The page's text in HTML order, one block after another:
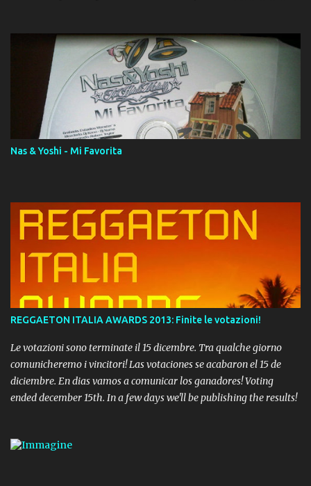
Digital Booklet – Invicto ----------------------------- Nota:
Album proposto al massimo della qualità in formato iTunes Plus
AAC M4A; comprato su iTunes e a disposizione vostra per il
download. REGGAETON ITALIA Nosotros Somos Los Del
Momento!
Nas & Yoshi - Mi Favorita
REGGAETON ITALIA AWARDS 2013: Finite le votazioni!
Le votazioni sono terminate il 15 dicembre. Tra qualche giorno
comunicheremo i vincitori! Las votaciones se acabaron el 15 de
diciembre. En dias vamos a comunicar los ganadores! Voting
ended december 15th. In a few days we'll be publishing the results!